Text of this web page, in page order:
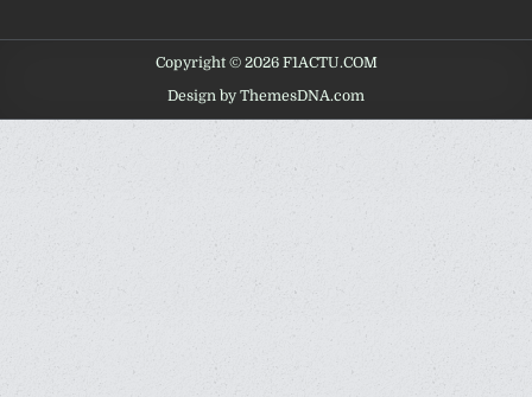
Copyright © 2026 F1ACTU.COM
Design by ThemesDNA.com